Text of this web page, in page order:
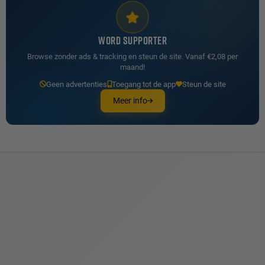
WORD SUPPORTER
Browse zonder ads & tracking en steun de site. Vanaf €2,08 per
maand!
Geen advertenties Toegang tot de app Steun de site
Meer info